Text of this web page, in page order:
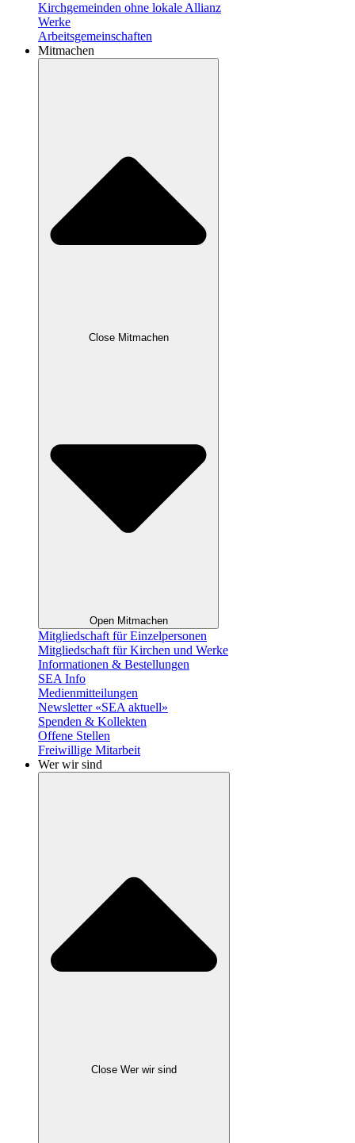
Kirchgemeinden ohne lokale Allianz
Werke
Arbeitsgemeinschaften
Mitmachen
Close Mitmachen
Open Mitmachen
Mitgliedschaft für Einzelpersonen
Mitgliedschaft für Kirchen und Werke
Informationen & Bestellungen
SEA Info
Medienmitteilungen
Newsletter «SEA aktuell»
Spenden & Kollekten
Offene Stellen
Freiwillige Mitarbeit
Wer wir sind
Close Wer wir sind